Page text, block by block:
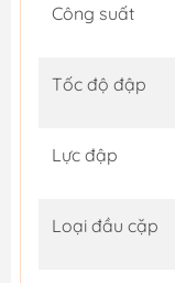
Công suất
Tốc độ đập
Lực đập
Loại đầu cặp